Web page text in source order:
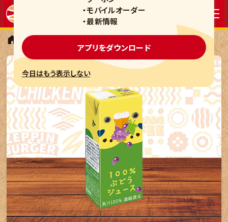
・モバイルオーダー
・最新情報
アプリをダウンロード
今日はもう表示しない
スイーツ・ドリンク